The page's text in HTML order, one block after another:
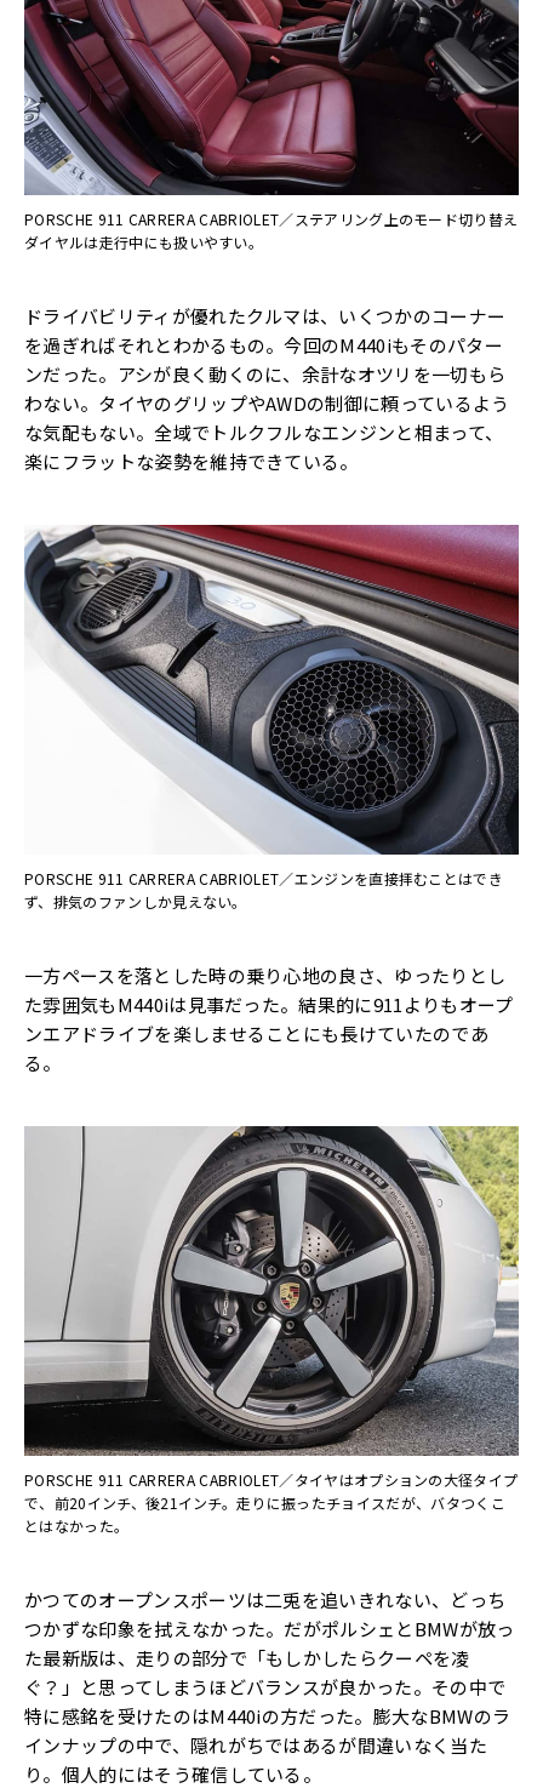
PORSCHE 911 CARRERA CABRIOLET／ステアリング上のモード切り替え
ダイヤルは走行中にも扱いやすい。
ドライバビリティが優れたクルマは、いくつかのコーナー
を過ぎればそれとわかるもの。今回のM440iもそのパター
ンだった。アシが良く動くのに、余計なオツリを一切もら
わない。タイヤのグリップやAWDの制御に頼っているよう
な気配もない。全域でトルクフルなエンジンと相まって、
楽にフラットな姿勢を維持できている。
PORSCHE 911 CARRERA CABRIOLET／エンジンを直接拝むことはでき
ず、排気のファンしか見えない。
一方ペースを落とした時の乗り心地の良さ、ゆったりとし
た雰囲気もM440iは見事だった。結果的に911よりもオープ
ンエアドライブを楽しませることにも長けていたのであ
る。
PORSCHE 911 CARRERA CABRIOLET／タイヤはオプションの大径タイプ
で、前20インチ、後21インチ。走りに振ったチョイスだが、バタつくこ
とはなかった。
かつてのオープンスポーツは二兎を追いきれない、どっち
つかずな印象を拭えなかった。だがポルシェとBMWが放っ
た最新版は、走りの部分で「もしかしたらクーペを凌
ぐ？」と思ってしまうほどバランスが良かった。その中で
特に感銘を受けたのはM440iの方だった。膨大なBMWのラ
インナップの中で、隠れがちではあるが間違いなく当た
り。個人的にはそう確信している。